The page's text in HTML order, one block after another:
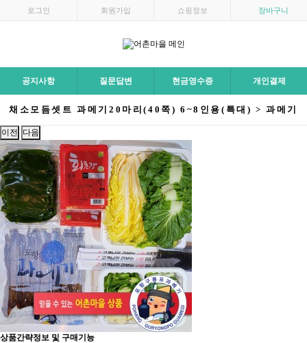
로그인 회원가입 쇼핑정보 장바구니
공지사항 질문답변 현금영수증 개인결제
채소모듬셋트 과메기20마리(40쪽) 6~8인용(특대) > 과메기
이전 다음
상품간략정보 및 구매기능